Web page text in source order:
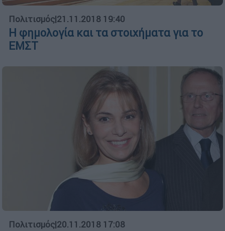
Πολιτισμός|21.11.2018 19:40
Η φηµολογία και τα στοιχήµατα για το
ΕΜΣΤ
Πολιτισμός|20.11.2018 17:08